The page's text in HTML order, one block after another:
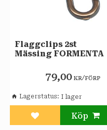
Flaggclips 2st
Mässing FORMENTA
79,00 KR/FÖRP
Lägg till i favoriter
Lagerstatus